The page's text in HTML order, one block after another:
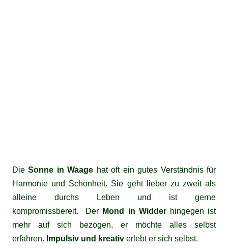
DieSonne in Waage hat oft ein gutes Verständnis für
Harmonie und Schönheit. Sie geht lieber zu zweit als
alleine durchs Leben und ist gerne
kompromissbereit. Der Mond in Widderhingegen ist
mehr auf sich bezogen, er möchte alles selbst
erfahren. Impulsiv und kreativ erlebt er sich selbst.